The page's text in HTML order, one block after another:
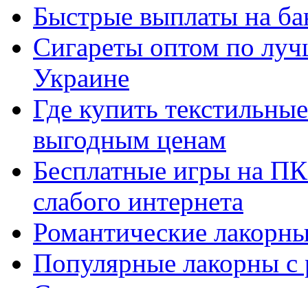
Быстрые выплаты на
Сигареты оптом по
Украине
Где купить
выгодным ценам
Бесплатные игры на
слабого интернета
Романтические
Популярные лакорны с